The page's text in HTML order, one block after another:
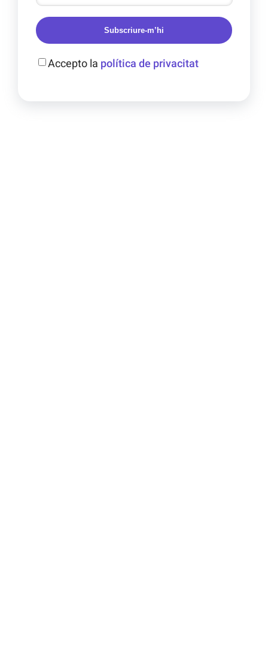
Subscriure-m’hi
Accepto la política de privacitat